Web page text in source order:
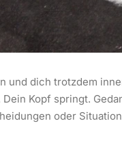
und dich trotzdem
Kopf springt.
oder